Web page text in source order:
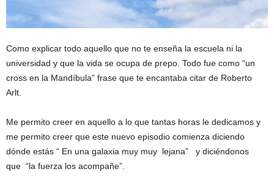
Como explicar todo aquello que no te enseña la escuela ni la
universidad y que la vida se ocupa de prepo. Todo fue como “un
cross en la Mandíbula” frase que te encantaba citar de Roberto
Arlt.
Me permito creer en aquello a lo que tantas horas le dedicamos y
me permito creer que este nuevo episodio comienza diciendo
dónde estás “ En una galaxia muy muy lejana” y diciéndonos
que “la fuerza los acompañe”.